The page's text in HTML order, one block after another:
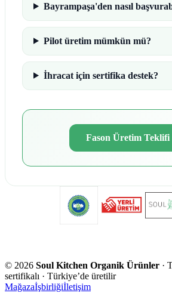
Bayrampaşa'den nasıl
Pilot üretim mümkün mü?
İhracat için sertifika destek?
Fason Üretim Teklifi
© 2026 Soul Kitchen Organik Ürünler ·
sertifikalı · Türkiye’de üretilir
Mağazaİşbirliğiİletişim